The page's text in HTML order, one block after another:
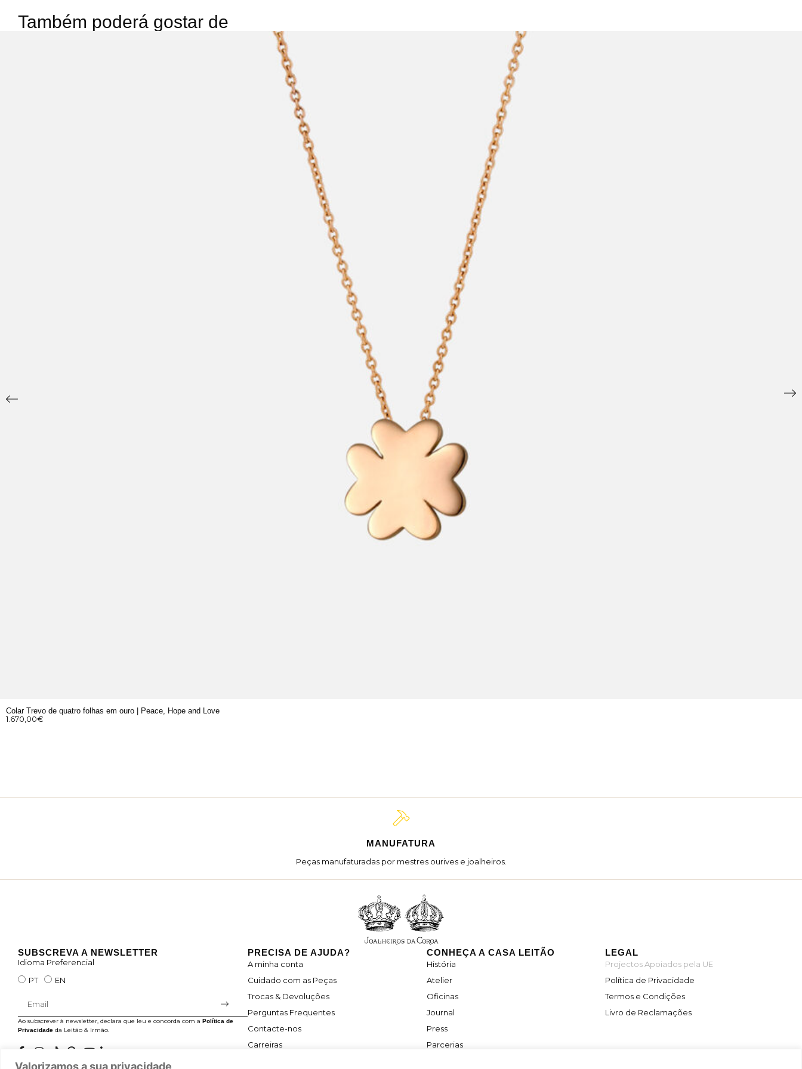
Valorizamos a sua privacidade
Também poderá gostar de
Colar Trevo de quatro folhas em ouro | Peace, Hope and Love
1.670,00€
MANUFATURA
Peças manufaturadas por mestres ourives e joalheiros.
SUBSCREVA A NEWSLETTER
Idioma Preferencial
PT
EN
Ao subscrever à newsletter, declara que leu e concorda com a Política de
Privacidade da Leitão & Irmão.
PRECISA DE AJUDA?
A minha conta
Cuidado com as Peças
Trocas & Devoluções
Perguntas Frequentes
Contacte-nos
Carreiras
CONHEÇA A CASA LEITÃO
História
Atelier
Oficinas
Journal
Press
Parcerias
LEGAL
Projectos Apoiados pela UE
Política de Privacidade
Termos e Condições
Livro de Reclamações